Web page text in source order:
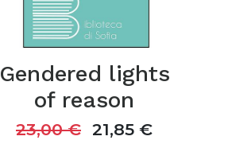
Gendered lights
of reason
23,00€ 21,85 €